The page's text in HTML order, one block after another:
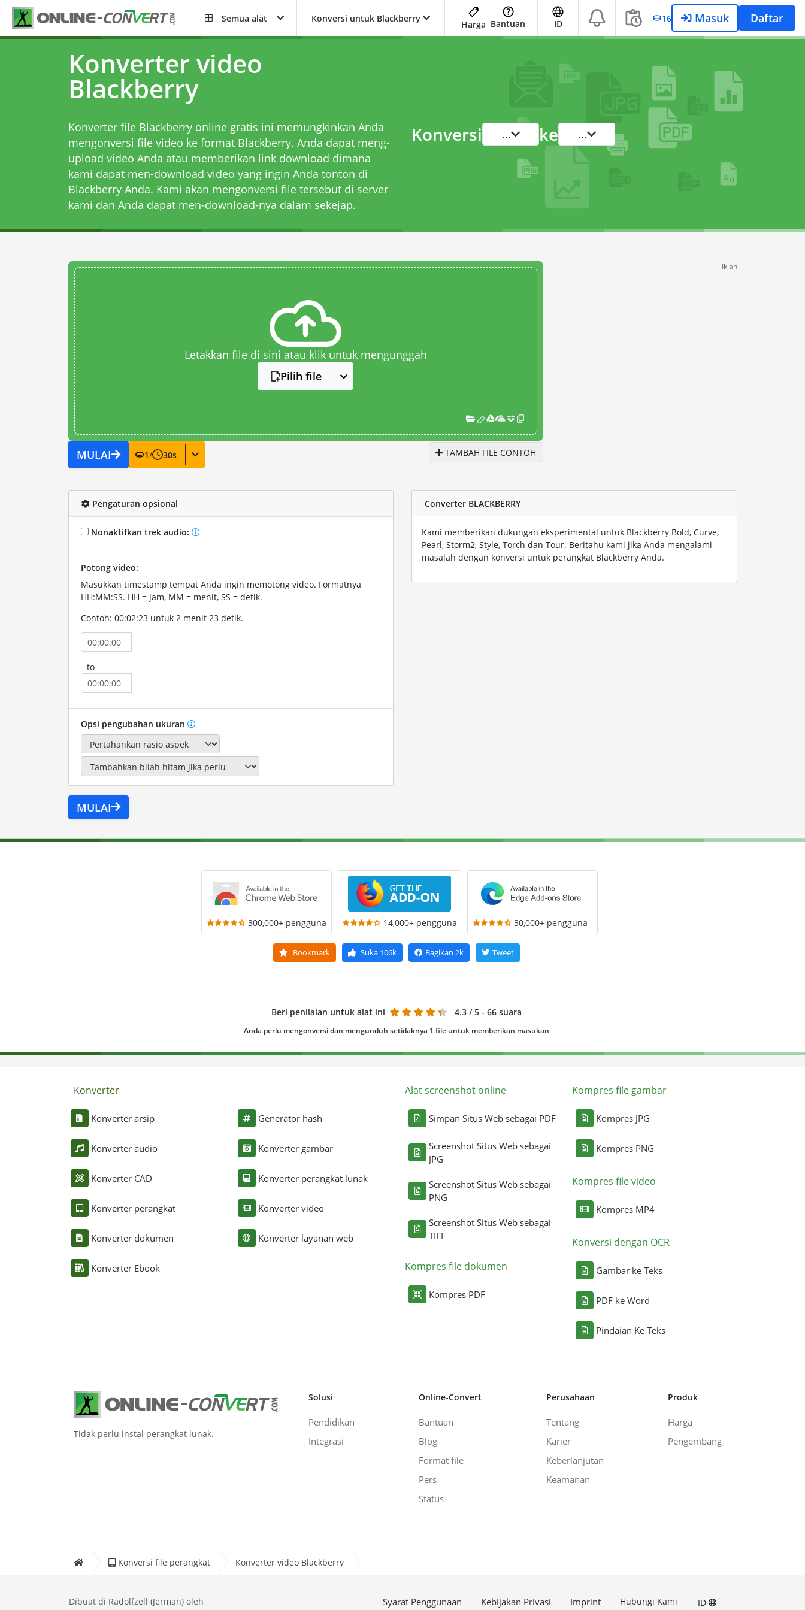
Semua alat Konversi untuk Blackberry
Harga Bantuan ID 16 Masuk Daftar
Konverter video
Blackberry
Konverter file Blackberry online gratis ini memungkinkan Anda
mengonversi file video ke format Blackberry. Anda dapat meng-
upload video Anda atau memberikan link download dimana
kami dapat men-download video yang ingin Anda tonton di
Blackberry Anda. Kami akan mengonversi file tersebut di server
kami dan Anda dapat men-download-nya dalam sekejap.
Konversi ... ke ...
Letakkan file di sini atau klik untuk mengunggah
Pilih file
MULAI 1/ 30s TAMBAH FILE CONTOH
Iklan
Pengaturan opsional
Nonaktifkan trek audio:
Potong video:
Masukkan timestamp tempat Anda ingin memotong video. Formatnya
HH:MM:SS. HH = jam, MM = menit, SS = detik.
Contoh: 00:02:23 untuk 2 menit 23 detik.
to
Opsi pengubahan ukuran
MULAI
Converter BLACKBERRY
Kami memberikan dukungan eksperimental untuk Blackberry Bold, Curve,
Pearl, Storm2, Style, Torch dan Tour. Beritahu kami jika Anda mengalami
masalah dengan konversi untuk perangkat Blackberry Anda.
300,000+ pengguna 14,000+ pengguna 30,000+ pengguna
Bookmark Suka 106k Bagikan 2k Tweet
Beri penilaian untuk alat ini 4.3 / 5 - 66 suara
Anda perlu mengonversi dan mengunduh setidaknya 1 file untuk memberikan masukan
Konverter
Konverter arsip
Konverter audio
Konverter CAD
Konverter perangkat
Konverter dokumen
Konverter Ebook
Generator hash
Konverter gambar
Konverter perangkat lunak
Konverter video
Konverter layanan web
Alat screenshot online
Simpan Situs Web sebagai PDF
Screenshot Situs Web sebagai
JPG
Screenshot Situs Web sebagai
PNG
Screenshot Situs Web sebagai
TIFF
Kompres file dokumen
Kompres PDF
Kompres file gambar
Kompres JPG
Kompres PNG
Kompres file video
Kompres MP4
Konversi dengan OCR
Gambar ke Teks
PDF ke Word
Pindaian Ke Teks
Tidak perlu instal perangkat lunak.
Solusi
Pendidikan
Integrasi
Online-Convert
Bantuan
Blog
Format file
Pers
Status
Perusahaan
Tentang
Karier
Keberlanjutan
Keamanan
Produk
Harga
Pengembang
Konversi file perangkat Konverter video Blackberry
Dibuat di Radolfzell (Jerman) oleh Syarat Penggunaan Kebijakan Privasi Imprint Hubungi Kami ID